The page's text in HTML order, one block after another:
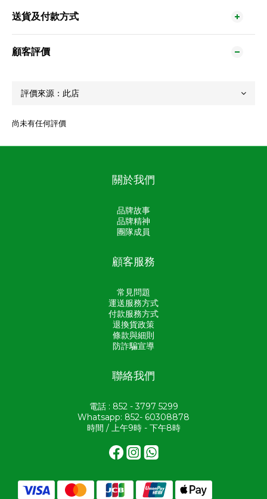
送貨及付款方式
顧客評價
尚未有任何評價
關於我們
品牌故事
品牌精神
團隊成員
顧客服務
常見問題
運送服務方式
付款服務方式
退換貨政策
條款與細則
防詐騙宣導
聯絡我們
電話 : 852 - 3797 5299
Whatsapp: 852- 60308878
時間 / 上午9時 - 下午8時